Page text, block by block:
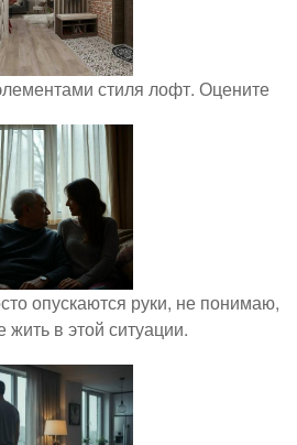
стиля лофт. Оцените
опускаются руки, не понимаю,
жить в этой ситуации.